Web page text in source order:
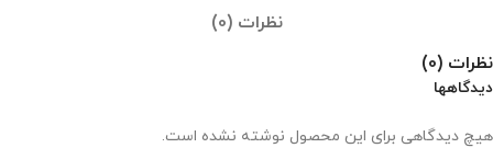
نظرات (0)
نظرات (0)
دیدگاهها
هیچ دیدگاهی برای این محصول نوشته نشده است.